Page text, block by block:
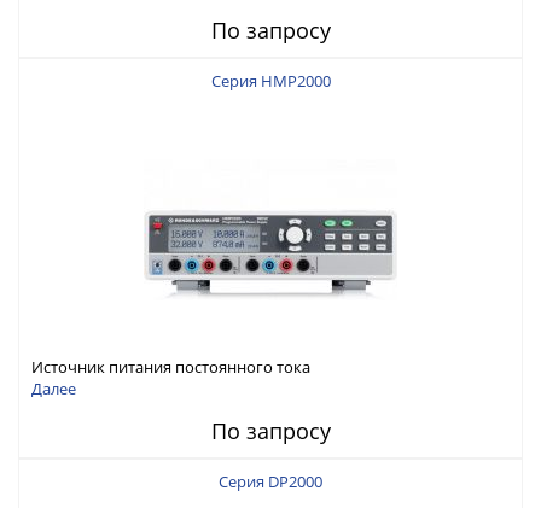
По запросу
Серия HMP2000
Источник питания постоянного тока
Далее
По запросу
Серия DP2000